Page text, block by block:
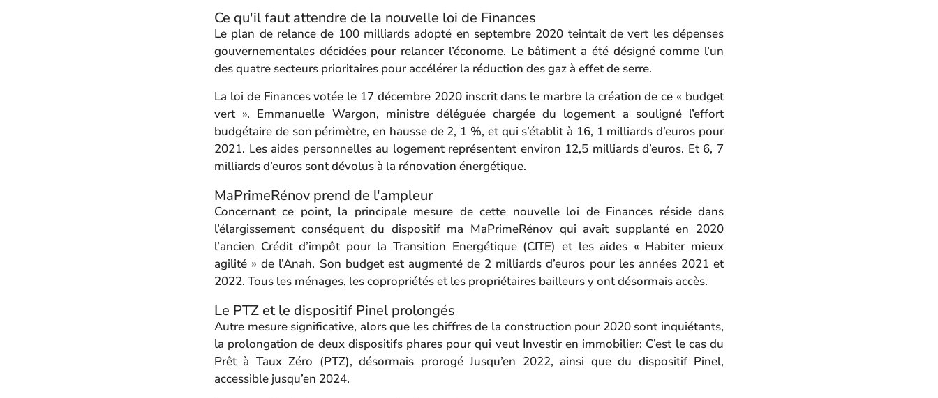
Ce qu'il faut attendre de la nouvelle loi de Finances
Le plan de relance de 100 milliards adopté en septembre 2020 teintait de vert les dépenses
gouvernementales décidées pour relancer l’économe. Le bâtiment a été désigné comme l’un
des quatre secteurs prioritaires pour accélérer la réduction des gaz à effet de serre.
La loi de Finances votée le 17 décembre 2020 inscrit dans le marbre la création de ce « budget
vert ». Emmanuelle Wargon, ministre déléguée chargée du logement a souligné l’effort
budgétaire de son périmètre, en hausse de 2, 1 %, et qui s’établit à 16, 1 milliards d’euros pour
2021. Les aides personnelles au logement représentent environ 12,5 milliards d’euros. Et 6, 7
milliards d’euros sont dévolus à la rénovation énergétique.
MaPrimeRénov prend de l'ampleur
Concernant ce point, la principale mesure de cette nouvelle loi de Finances réside dans
l’élargissement conséquent du dispositif ma MaPrimeRénov qui avait supplanté en 2020
l’ancien Crédit d’impôt pour la Transition Energétique (CITE) et les aides « Habiter mieux
agilité » de l’Anah. Son budget est augmenté de 2 milliards d’euros pour les années 2021 et
2022. Tous les ménages, les copropriétés et les propriétaires bailleurs y ont désormais accès.
Le PTZ et le dispositif Pinel prolongés
Autre mesure significative, alors que les chiffres de la construction pour 2020 sont inquiétants,
la prolongation de deux dispositifs phares pour qui veut Investir en immobilier: C’est le cas du
Prêt à Taux Zéro (PTZ), désormais prorogé Jusqu’en 2022, ainsi que du dispositif Pinel,
accessible jusqu’en 2024.